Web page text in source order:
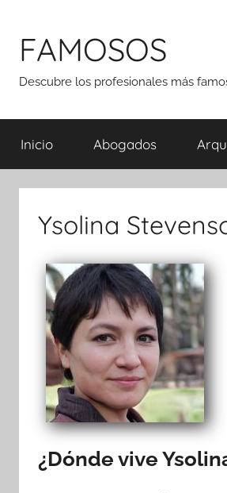
contenido
FAMOSOS
Descubre los profesionales más
Inicio Abogados
Ysolina
¿Dónde vive